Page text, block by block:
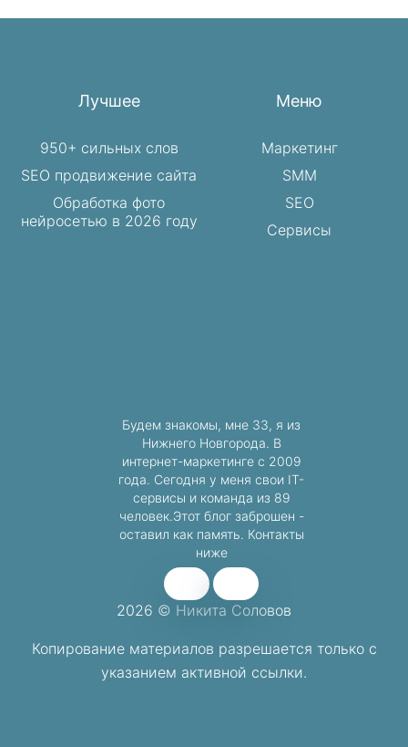
Лучшее
950+ сильных слов
SEO продвижение сайта
Обработка фото
нейросетью в 2026 году
Меню
Маркетинг
SMM
SEO
Сервисы
2026 © Никита Соловов
Копирование материалов разрешается только с
указанием активной ссылки.
Будем знакомы, мне 33, я из
Нижнего Новгорода. В
интернет-маркетинге с 2009
года. Сегодня у меня свои IT-
сервисы и команда из 89
человек.Этот блог заброшен -
оставил как память. Контакты
ниже